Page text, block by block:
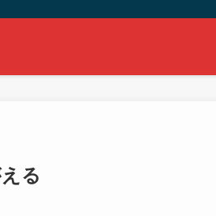
る